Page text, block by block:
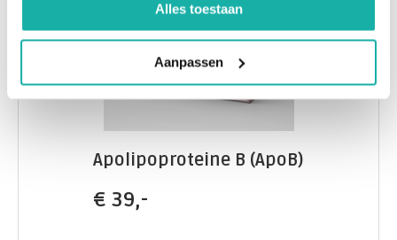
Alles toestaan
Aanpassen
Apolipoproteine B (ApoB)
€ 39,-